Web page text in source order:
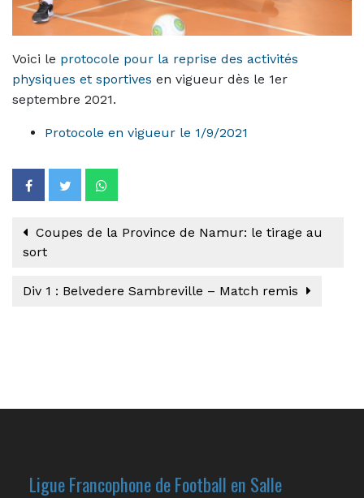
Voici le protocole pour la reprise des activités
physiques et sportives en vigueur dès le 1er
septembre 2021.
Protocole en vigueur le 1/9/2021
Coupes de la Province de Namur: le tirage au
sort
Div 1 : Belvedere Sambreville – Match remis
Ligue Francophone de Football en Salle